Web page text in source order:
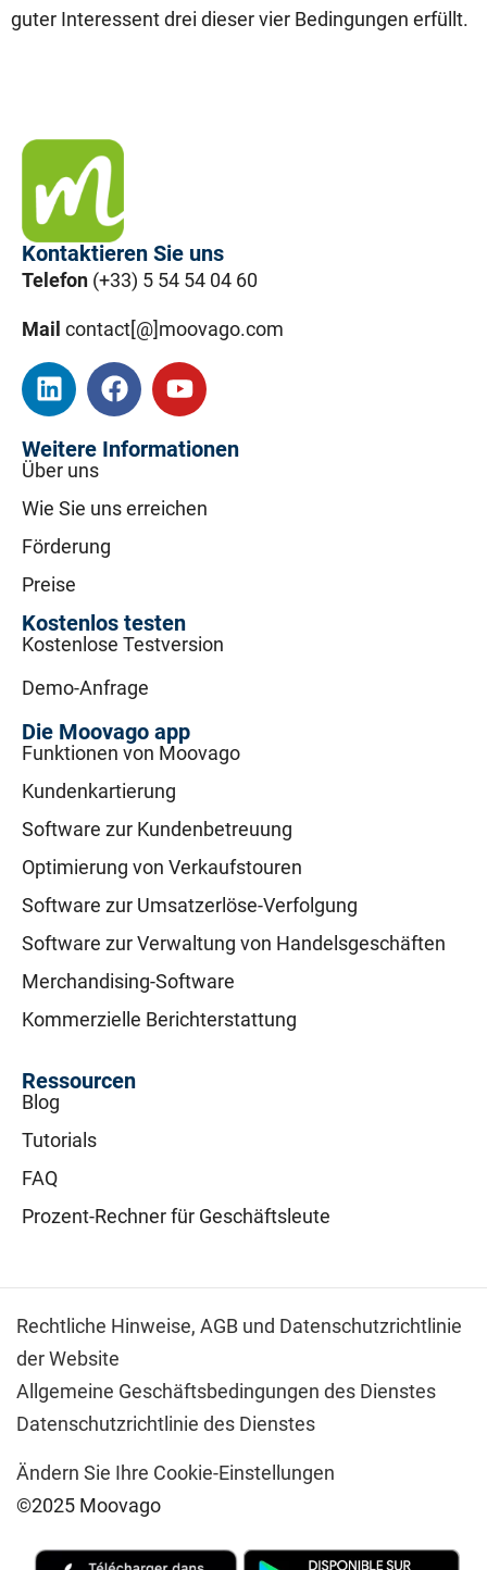
guter Interessent drei dieser vier Bedingungen erfüllt.
Kontaktieren Sie uns
Telefon (+33) 5 54 54 04 60
Mail contact[@]moovago.com
Weitere Informationen
Über uns
Wie Sie uns erreichen
Förderung
Preise
Kostenlos testen
Kostenlose Testversion
Demo-Anfrage
Die Moovago app
Funktionen von Moovago
Kundenkartierung
Software zur Kundenbetreuung
Optimierung von Verkaufstouren
Software zur Umsatzerlöse-Verfolgung
Software zur Verwaltung von Handelsgeschäften
Merchandising-Software
Kommerzielle Berichterstattung
Ressourcen
Blog
Tutorials
FAQ
Prozent-Rechner für Geschäftsleute
Rechtliche Hinweise, AGB und Datenschutzrichtlinie
der Website
Allgemeine Geschäftsbedingungen des Dienstes
Datenschutzrichtlinie des Dienstes
Ändern Sie Ihre Cookie-Einstellungen
©2025 Moovago